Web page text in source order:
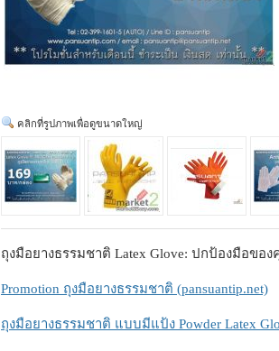
คลิกที่รูปภาพเพื่อดูขนาดใหญ่
ถุงมือยางธรรมชาติ Latex Glove: ปกป้องมือข
Promotion ถุงมือยางธรรมชาติ (pansuantip.net)
ถุงมือยางธรรมชาติ แบบมีแป้ง Powder Latex